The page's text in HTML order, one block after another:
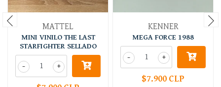
MATTEL
MINI VINILO THE LAST
STARFIGHTER SELLADO
+
-
KENNER
MEGA FORCE 1988
+
-
$7.900 CLP